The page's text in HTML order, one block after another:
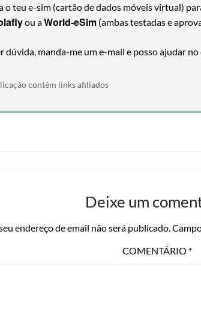
o teu e-sim (cartão de dados móveis virtual)
ou aWorld-eSim (ambas testadas e
dúvida, manda-me um e-mail e posso ajudar no
contém links afiliados
Deixe um
endereço de email não será publicado.
COMENTÁRIO *